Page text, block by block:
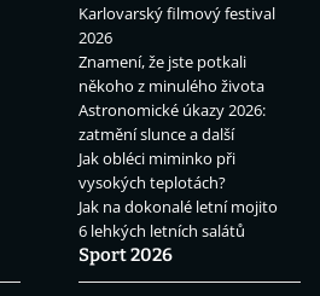
Karlovarský filmový festival
2026
Znamení, že jste potkali
někoho z minulého života
Astronomické úkazy 2026:
zatmění slunce a další
Jak obléci miminko při
vysokých teplotách?
Jak na dokonalé letní mojito
6 lehkých letních salátů
Sport 2026